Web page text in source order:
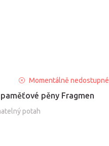
pěny Fragmen
potah
Momentálně nedostupné